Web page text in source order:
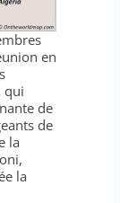
en
qui
de
de
la
la